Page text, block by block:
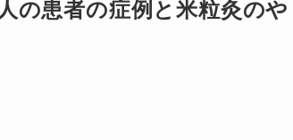
の患者の症例と米粒灸のや